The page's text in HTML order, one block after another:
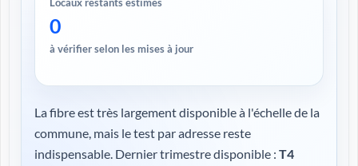
0
à vérifier selon les mises à jour
La fibre est très largement disponible à l'échelle de la
commune, mais le test par adresse reste
indispensable. Dernier trimestre disponible : T4